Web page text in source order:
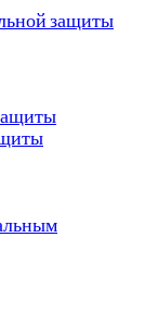
защиты